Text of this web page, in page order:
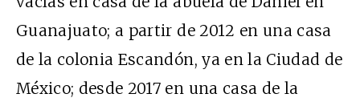
Guanajuato; a partir de 2012 en una casa
de la colonia Escandón, ya en la Ciudad de
México; desde 2017 en una casa de la